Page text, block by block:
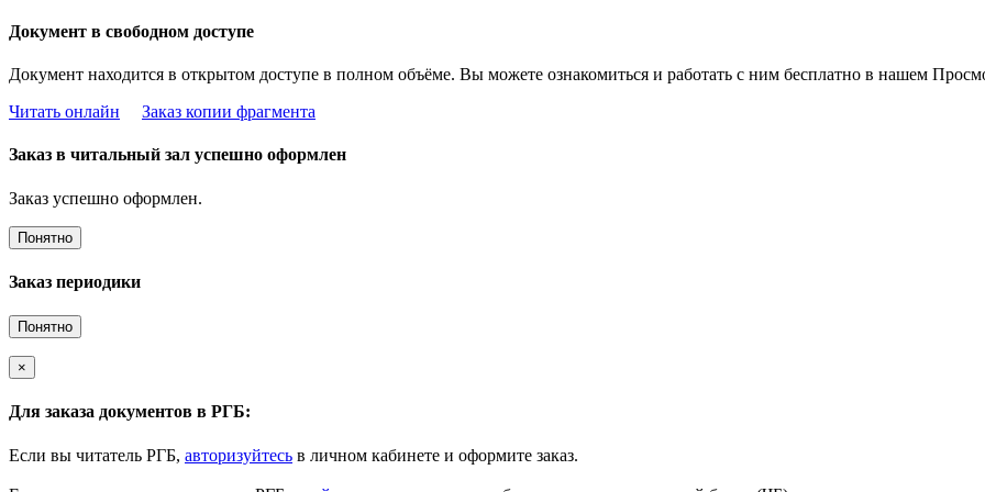
Документ в свободном доступе
Документ находится в открытом доступе в полном объёме. Вы можете ознакомиться и работать с ним бесплатно в нашем
Читать онлайн
Заказ копии фрагмента
Заказ в читальный зал успешно оформлен
Заказ успешно оформлен.
Понятно
Заказ периодики
Понятно
×
Для заказа документов в РГБ:
Если вы читатель РГБ, авторизуйтесь в личном кабинете и оформите заказ.